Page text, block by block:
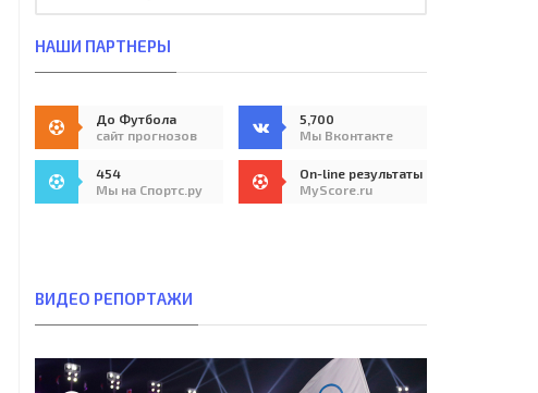
НАШИ ПАРТНЕРЫ
До Футбола
сайт прогнозов
5,700
Мы Вконтакте
454
Мы на Спортс.ру
On-line результаты
MyScore.ru
ВИДЕО РЕПОРТАЖИ